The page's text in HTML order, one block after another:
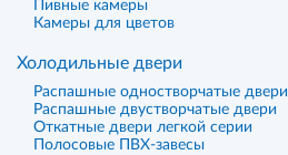
Пивные камеры
Камеры для цветов
Холодильные двери
Распашные одностворчатые двери
Распашные двустворчатые двери
Откатные двери легкой серии
Полосовые ПВХ-завесы